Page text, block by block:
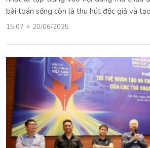
bài toán sống còn là thu hút độc giả và
15:07 20/06/2025